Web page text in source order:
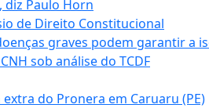
Paulo Horn
de Direito Constitucional
graves podem garantir a
sob análise do TCDF
do Pronera em Caruaru (PE)